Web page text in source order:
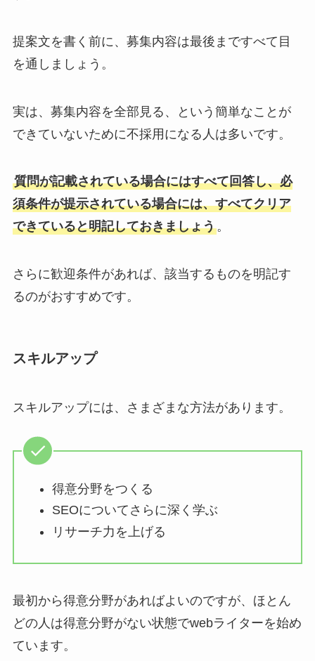
提案文を書く前に、募集内容は最後まですべて目
を通しましょう。
実は、募集内容を全部見る、という簡単なことが
できていないために不採用になる人は多いです。
質問が記載されている場合にはすべて回答し、必
須条件が提示されている場合には、すべてクリア
できていると明記しておきましょう。
さらに歓迎条件があれば、該当するものを明記す
るのがおすすめです。
スキルアップ
スキルアップには、さまざまな方法があります。
得意分野をつくる
SEOについてさらに深く学ぶ
リサーチ力を上げる
最初から得意分野があればよいのですが、ほとん
どの人は得意分野がない状態でwebライターを始め
ています。